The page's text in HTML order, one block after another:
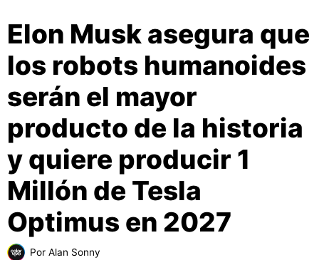
Elon Musk asegura que
los robots humanoides
serán el mayor
producto de la historia
y quiere producir 1
Millón de Tesla
Optimus en 2027
Por Alan Sonny